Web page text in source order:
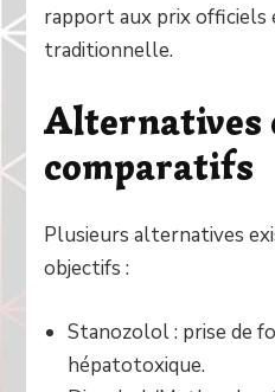
rapport aux prix officiels
traditionnelle.
Alternatives
comparatifs
Plusieurs alternatives
objectifs :
Stanozolol : prise de
hépatotoxique.